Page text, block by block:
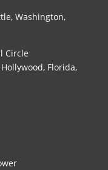
Washington,
Circle
Florida,